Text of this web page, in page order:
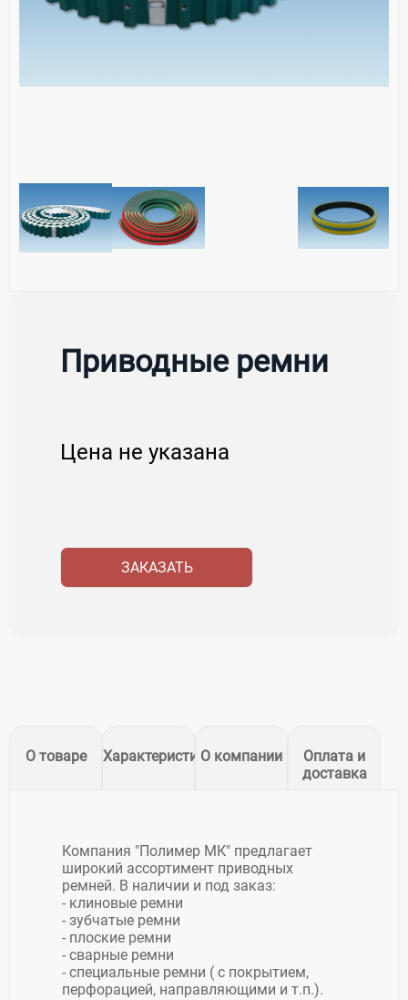
Приводные ремни
Цена не указана
ЗАКАЗАТЬ
О товаре ХарактеристикиО компании
Оплата и
доставка
Компания "Полимер МК" предлагает
широкий ассортимент приводных
ремней. В наличии и под заказ:
- клиновые ремни
- зубчатые ремни
- плоские ремни
- сварные ремни
- специальные ремни ( с покрытием,
перфорацией, направляющими и т.п.).